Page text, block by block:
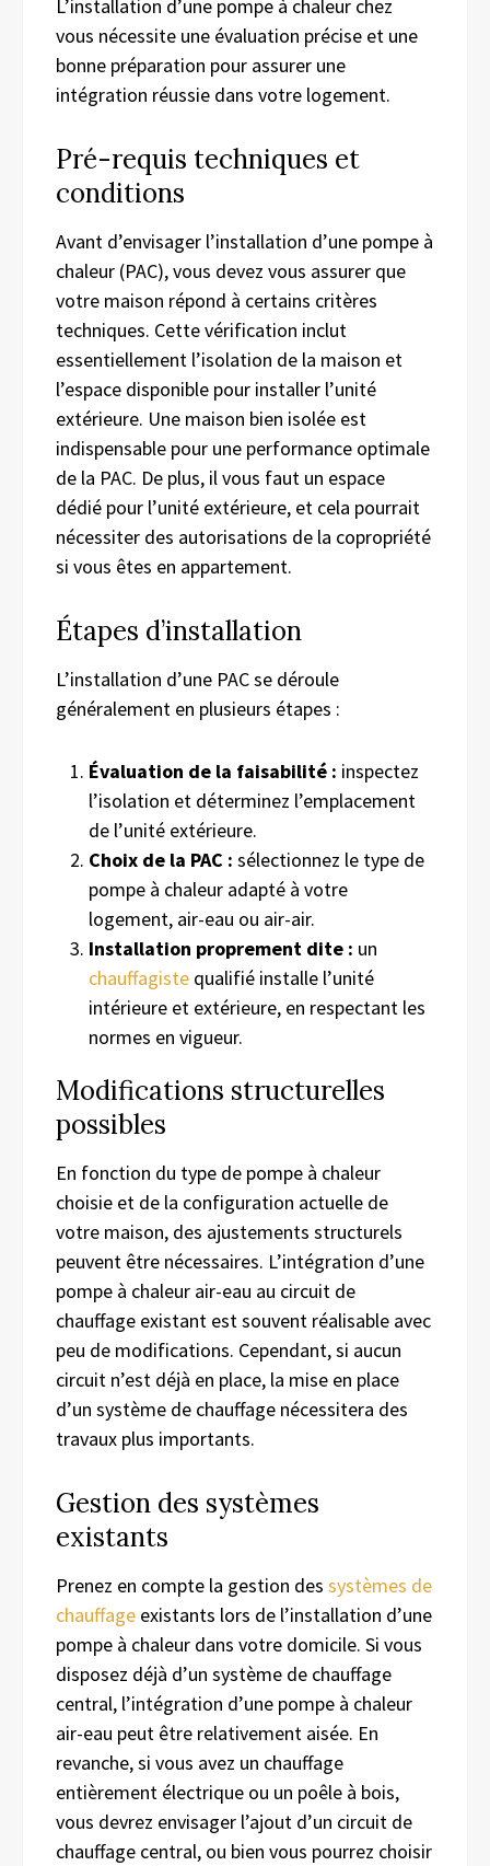
L’installation d’une pompe à chaleur chez
vous nécessite une évaluation précise et une
bonne préparation pour assurer une
intégration réussie dans votre logement.
Pré-requis techniques et
conditions
Avant d’envisager l’installation d’une pompe à
chaleur (PAC), vous devez vous assurer que
votre maison répond à certains critères
techniques. Cette vérification inclut
essentiellement l’isolation de la maison et
l’espace disponible pour installer l’unité
extérieure. Une maison bien isolée est
indispensable pour une performance optimale
de la PAC. De plus, il vous faut un espace
dédié pour l’unité extérieure, et cela pourrait
nécessiter des autorisations de la copropriété
si vous êtes en appartement.
Étapes d’installation
L’installation d’une PAC se déroule
généralement en plusieurs étapes :
Évaluation de la faisabilité : inspectez
l’isolation et déterminez l’emplacement
de l’unité extérieure.
Choix de la PAC : sélectionnez le type de
pompe à chaleur adapté à votre
logement, air-eau ou air-air.
Installation proprement dite : un
chauffagiste qualifié installe l’unité
intérieure et extérieure, en respectant les
normes en vigueur.
Modifications structurelles
possibles
En fonction du type de pompe à chaleur
choisie et de la configuration actuelle de
votre maison, des ajustements structurels
peuvent être nécessaires. L’intégration d’une
pompe à chaleur air-eau au circuit de
chauffage existant est souvent réalisable avec
peu de modifications. Cependant, si aucun
circuit n’est déjà en place, la mise en place
d’un système de chauffage nécessitera des
travaux plus importants.
Gestion des systèmes
existants
Prenez en compte la gestion des systèmes de
chauffage existants lors de l’installation d’une
pompe à chaleur dans votre domicile. Si vous
disposez déjà d’un système de chauffage
central, l’intégration d’une pompe à chaleur
air-eau peut être relativement aisée. En
revanche, si vous avez un chauffage
entièrement électrique ou un poêle à bois,
vous devrez envisager l’ajout d’un circuit de
chauffage central, ou bien vous pourrez choisir